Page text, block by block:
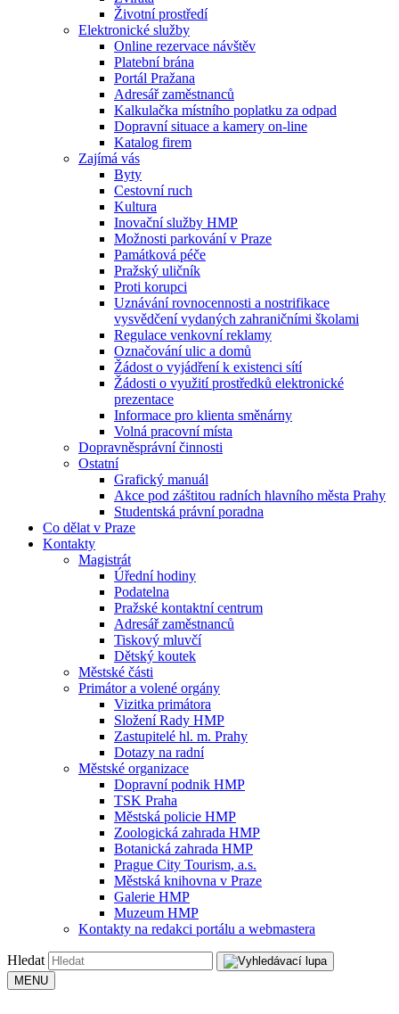
Životní prostředí
Elektronické služby
Online rezervace návštěv
Platební brána
Portál Pražana
Adresář zaměstnanců
Kalkulačka místního poplatku za odpad
Dopravní situace a kamery on-line
Katalog firem
Zajímá vás
Byty
Cestovní ruch
Kultura
Inovační služby HMP
Možnosti parkování v Praze
Památková péče
Pražský uličník
Proti korupci
Uznávání rovnocennosti a nostrifikace
vysvědčení vydaných zahraničními školami
Regulace venkovní reklamy
Označování ulic a domů
Žádost o vyjádření k existenci sítí
Žádosti o využití prostředků elektronické
prezentace
Informace pro klienta směnárny
Volná pracovní místa
Dopravněsprávní činnosti
Ostatní
Grafický manuál
Akce pod záštitou radních hlavního města Prahy
Studentská právní poradna
Co dělat v Praze
Kontakty
Magistrát
Úřední hodiny
Podatelna
Pražské kontaktní centrum
Adresář zaměstnanců
Tiskový mluvčí
Dětský koutek
Městské části
Primátor a volené orgány
Vizitka primátora
Složení Rady HMP
Zastupitelé hl. m. Prahy
Dotazy na radní
Městské organizace
Dopravní podnik HMP
TSK Praha
Městská policie HMP
Zoologická zahrada HMP
Botanická zahrada HMP
Prague City Tourism, a.s.
Městská knihovna v Praze
Galerie HMP
Muzeum HMP
Kontakty na redakci portálu a webmastera
Hledat
MENU